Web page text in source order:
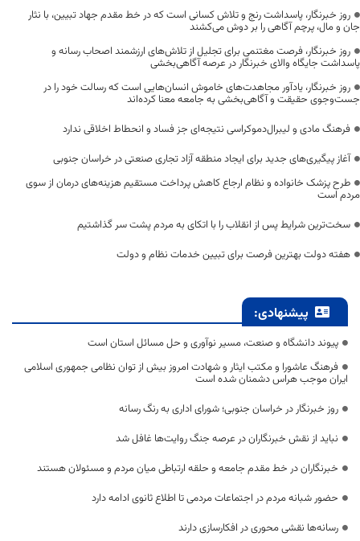
روز خبرنگار، پاسداشت رنج و تلاش کسانی است که در خط مقدم جهاد تبیین، با نثار
جان و مال، پرچم آگاهی را بر دوش می‌کشند
روز خبرنگار، فرصت مغتنمی برای تجلیل از تلاش‌های ارزشمند اصحاب رسانه و
پاسداشت جایگاه والای خبرنگار در عرصه آگاهی‌بخشی
روز خبرنگار، یادآور مجاهدت‌های خاموش انسان‌هایی است که رسالت خود را در
جست‌وجوی حقیقت و آگاهی‌بخشی به جامعه معنا کرده‌اند
فرهنگ مادی و لیبرال‌دموکراسی نتیجه‌ای جز فساد و انحطاط اخلاقی ندارد
آغاز پیگیری‌های جدید برای ایجاد منطقه آزاد تجاری صنعتی در خراسان جنوبی
طرح پزشک خانواده و نظام ارجاع کاهش پرداخت مستقیم هزینه‌های درمان از سوی
مردم است
سخت‌ترین شرایط پس از انقلاب را با اتکای به مردم پشت سر گذاشتیم
هفته دولت بهترین فرصت برای تبیین خدمات نظام و دولت
پیشنهادی:
پیوند دانشگاه و صنعت، مسیر نوآوری و حل مسائل استان است
فرهنگ عاشورا و مکتب ایثار و شهادت امروز بیش از توان نظامی جمهوری اسلامی
ایران موجب هراس دشمنان شده است
روز خبرنگار در خراسان جنوبی؛ شورای اداری به رنگ رسانه
نباید از نقش خبرنگاران در عرصه جنگ روایت‌ها غافل شد
خبرنگاران در خط مقدم جامعه و حلقه ارتباطی میان مردم و مسئولان هستند
حضور شبانه مردم در اجتماعات مردمی تا اطلاع ثانوی ادامه دارد
رسانه‌ها نقشی محوری در افکارسازی دارند